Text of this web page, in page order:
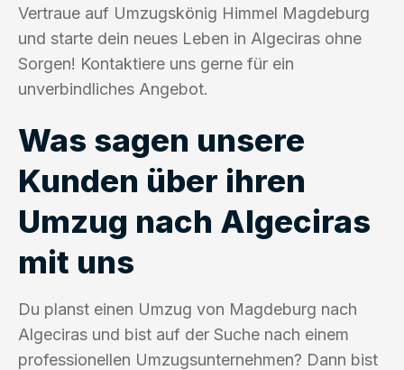
Vertraue auf Umzugskönig Himmel Magdeburg
und starte dein neues Leben in Algeciras ohne
Sorgen! Kontaktiere uns gerne für ein
unverbindliches Angebot.
Was sagen unsere
Kunden über ihren
Umzug nach Algeciras
mit uns
Du planst einen Umzug von Magdeburg nach
Algeciras und bist auf der Suche nach einem
professionellen Umzugsunternehmen? Dann bist